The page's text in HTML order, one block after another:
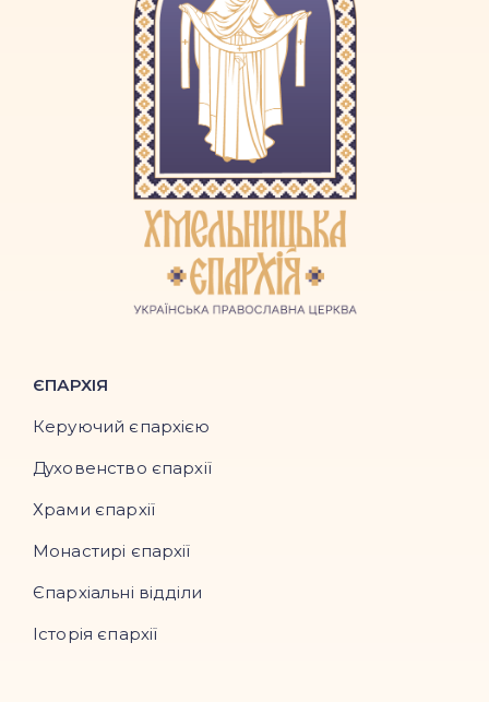
ЄПАРХІЯ
Керуючий єпархією
Духовенство єпархії
Храми єпархії
Монастирі єпархії
Єпархіальні відділи
Історія єпархії